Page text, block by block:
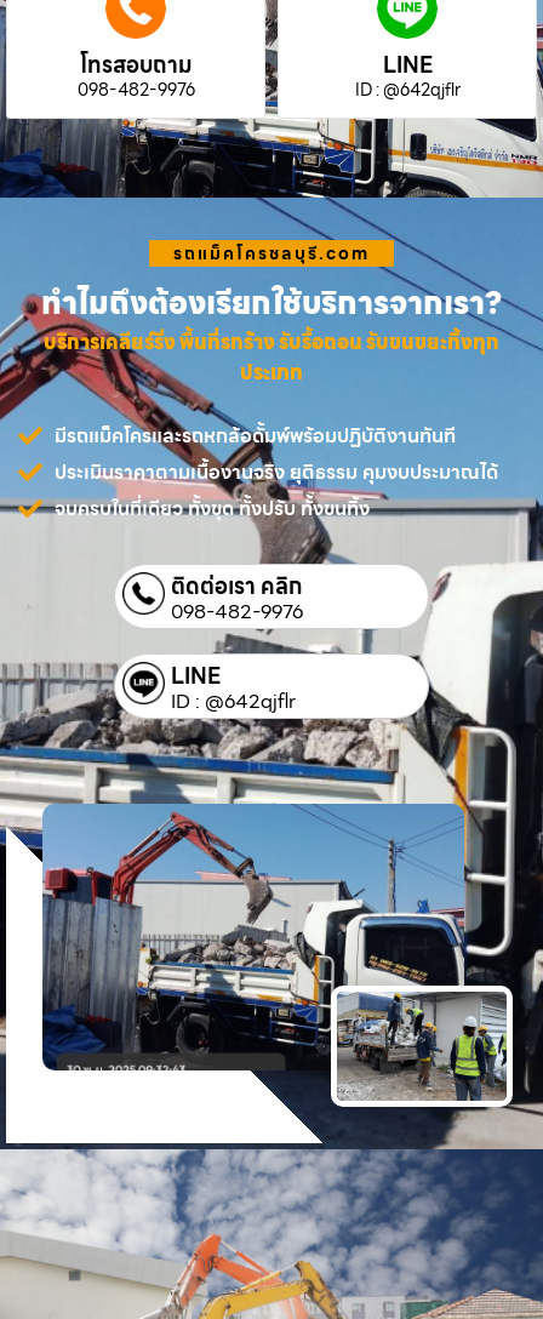
โทรสอบถาม
098-482-9976
LINE
ID : @642qjflr
รถแม็คโครชลบุรี.com
ทำไมถึงต้องเรียกใช้บริการจากเรา?
บริการเคลียร์ริ่ง พื้นที่รกร้าง รับรื้อถอน รับขนขยะทิ้งทุก
ประเภท
มีรถแม็คโครและรถหกล้อดั้มพ์พร้อมปฏิบัติงานทันที
ประเมินราคาตามเนื้องานจริง ยุติธรรม คุมงบประมาณได้
จบครบในที่เดียว ทั้งขุด ทั้งปรับ ทั้งขนทิ้ง
ติดต่อเรา คลิก
098-482-9976
LINE
ID : @642qjflr